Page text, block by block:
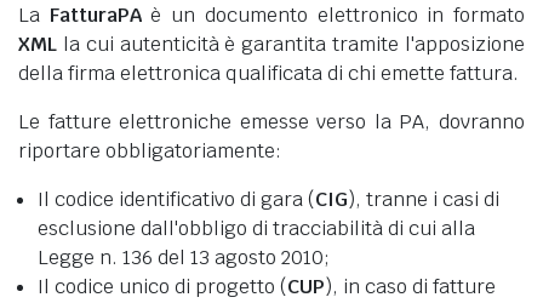
La FatturaPAè un documento elettronico in formato
XML la cui autenticità è garantita tramite l'apposizione
della firma elettronica qualificata di chi emette fattura.
Le fatture elettroniche emesse verso la PA, dovranno
riportare obbligatoriamente:
Il codice identificativo di gara (CIG), tranne i casi di
esclusione dall'obbligo di tracciabilità di cui alla
Legge n. 136 del 13 agosto 2010;
Il codice unico di progetto (CUP), in caso di fatture